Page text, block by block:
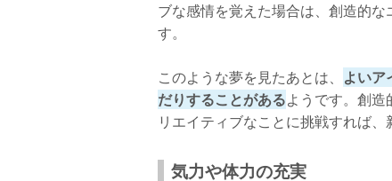
ブな感情を覚えた場合は、創造的
す。
このような夢を見たあとは、 よいア
だりすることがあるようです。創
リエイティブなことに挑戦すれば、
気力や体力の充実